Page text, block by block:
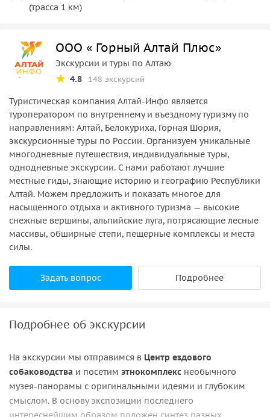
(трасса 1 км)
ООО « Горный Алтай Плюс»
Экскурсии и туры по Алтаю
4.8
148 экскурсий
Туристическая компания Алтай-Инфо является
туроператором по внутреннему и въездному туризму по
направлениям: Алтай, Белокуриха, Горная Шория,
экскурсионные туры по России. Организуем уникальные
многодневные путешествия, индивидуальные туры,
однодневные экскурсии. С нами работают лучшие
местные гиды, знающие историю и географию Республики
Алтай. Можем предложить и показать многое для
насыщенного отдыха и активного туризма — высокие
снежные вершины, альпийские луга, потрясающие лесные
массивы, обширные степи, пещерные комплексы и места
силы.
Задать вопрос Подробнее
Подробнее об экскурсии
На экскурсии мы отправимся в Центр ездового
собаководства и посетим этнокомплекс необычного
музея-панорамы с оригинальными идеями и глубоким
смыслом. В основу экспозиции последнего